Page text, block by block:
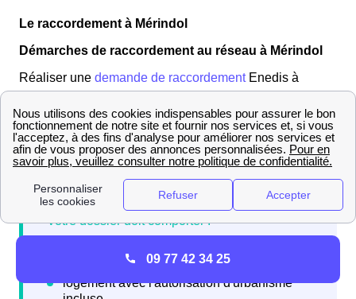
Le raccordement à Mérindol
Démarches de raccordement au réseau à Mérindol
Réaliser une demande de raccordementEnedis à
fournisseur d'énergie de votre choix, soit directement
auprès du gestionnaire du réseau à Mérindol, s'agissant
de Enedis dans 95% des cas.
09 77 42 34 25